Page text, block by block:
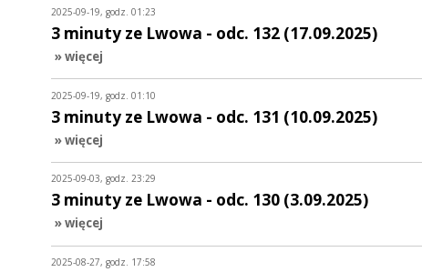
2025-09-19, godz. 01:23
3 minuty ze Lwowa - odc. 132 (17.09.2025)
» więcej
2025-09-19, godz. 01:10
3 minuty ze Lwowa - odc. 131 (10.09.2025)
» więcej
2025-09-03, godz. 23:29
3 minuty ze Lwowa - odc. 130 (3.09.2025)
» więcej
2025-08-27, godz. 17:58